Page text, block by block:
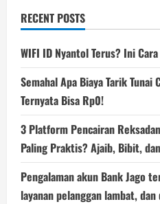
RECENT POSTS
WIFI ID Nyantol Terus? Ini
Semahal Apa Biaya Tarik
Ternyata Bisa Rp0!
3 Platform Pencairan
Paling Praktis? Ajaib, Bibit,
Pengalaman akun Bank Jago
layanan pelanggan lambat,